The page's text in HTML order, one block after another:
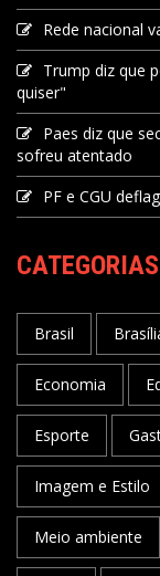
Rede nacional
Trump diz que
quiser"
Paes diz que
sofreu atentado
PF e CGU
CATEGORIAS
Brasil
Economia
Esporte
Imagem e Estilo
Meio ambiente